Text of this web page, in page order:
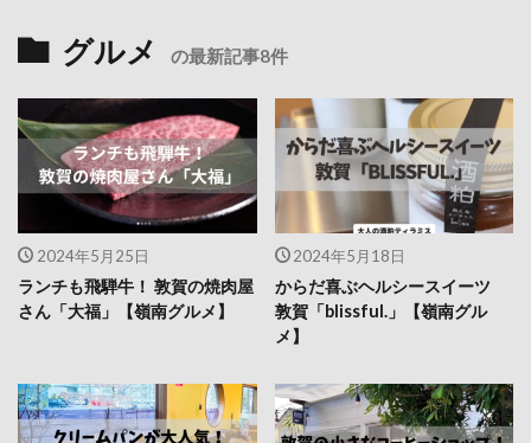
グルメ の最新記事8件
2024年5月25日
ランチも飛騨牛！ 敦賀の焼肉屋
さん「大福」【嶺南グルメ】
2024年5月18日
からだ喜ぶヘルシースイーツ
敦賀「blissful.」【嶺南グル
メ】